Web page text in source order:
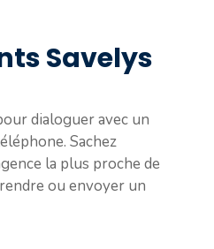
Savelys
dialoguer avec un
Sachez
la plus proche de
ou envoyer un